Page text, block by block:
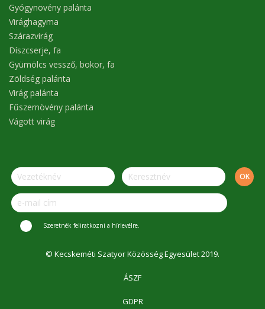
Gyógynövény palánta
Virághagyma
Szárazvirág
Díszcserje, fa
Gyümölcs vessző, bokor, fa
Zöldség palánta
Virág palánta
Fűszernövény palánta
Vágott virág
Szeretnék feliratkozni a hírlevélre.
© Kecskeméti Szatyor Közösség Egyesület 2019.
ÁSZF
GDPR